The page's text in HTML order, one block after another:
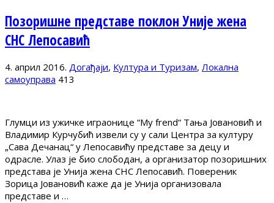
Позоришне представе поклон Уније жена
СНС Лепосавић
4. април 2016. Догађаји, Култура и Туризам, Локална
самоуправа 413
Глумци из ужичке играонице “My frend“ Тања Јовановић и
Владимир Курчубић извели су у сали Центра за културу
„Сава Дечанац“ у Лепосавићу представе за децу и
одрасле. Улаз је био слободан, а организатор позоришних
представа је Унија жена СНС Лепосавић. Повереник
Зорица Јовановић каже да је Унија организовала
представе и …